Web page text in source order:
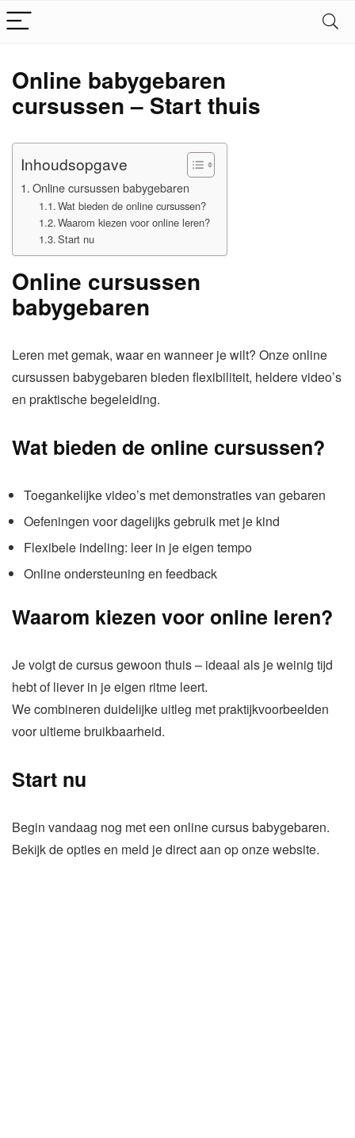
Online babygebaren
cursussen – Start thuis
Inhoudsopgave
Online cursussen babygebaren
Wat bieden de online cursussen?
Waarom kiezen voor online leren?
Start nu
Online cursussen
babygebaren
Leren met gemak, waar en wanneer je wilt? Onze online
cursussen babygebaren bieden flexibiliteit, heldere video’s
en praktische begeleiding.
Wat bieden de online cursussen?
Toegankelijke video’s met demonstraties van gebaren
Oefeningen voor dagelijks gebruik met je kind
Flexibele indeling: leer in je eigen tempo
Online ondersteuning en feedback
Waarom kiezen voor online leren?
Je volgt de cursus gewoon thuis – ideaal als je weinig tijd
hebt of liever in je eigen ritme leert.
We combineren duidelijke uitleg met praktijkvoorbeelden
voor ultieme bruikbaarheid.
Start nu
Begin vandaag nog met een online cursus babygebaren.
Bekijk de opties en meld je direct aan op onze website.